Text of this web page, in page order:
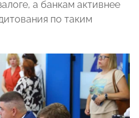
а банкам активнее
по таким